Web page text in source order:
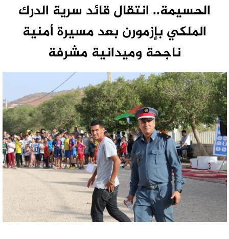
الحسيمة.. انتقال قائد سرية الدرك
الملكي بإزمورن بعد مسيرة أمنية
ناجحة وميدانية مشرفة